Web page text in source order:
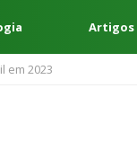
Artigos
em 2023